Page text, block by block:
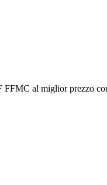
al miglior prezzo